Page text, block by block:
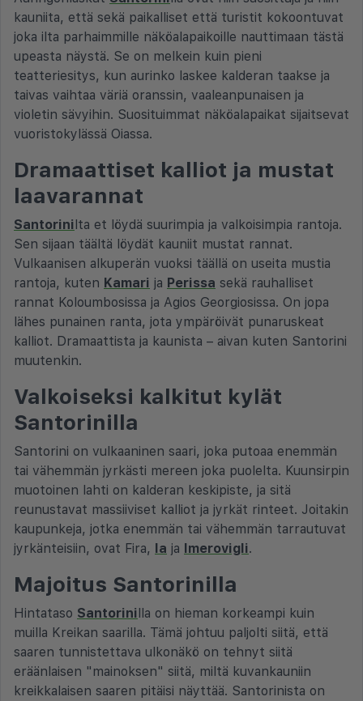
kauniita, että sekä paikalliset että turistit kokoontuvat
joka ilta parhaimmille näköalapaikoille nauttimaan tästä
upeasta näystä. Se on melkein kuin pieni
teatteriesitys, kun aurinko laskee kalderan taakse ja
taivas vaihtaa väriä oranssin, vaaleanpunaisen ja
violetin sävyihin. Suosituimmat näköalapaikat sijaitsevat
vuoristokylässä Oiassa.
Dramaattiset kalliot ja mustat
laavarannat
Santorinilta et löydä suurimpia ja valkoisimpia rantoja.
Sen sijaan täältä löydät kauniit mustat rannat.
Vulkaanisen alkuperän vuoksi täällä on useita mustia
rantoja, kuten Kamari ja Perissa sekä rauhalliset
rannat Koloumbosissa ja Agios Georgiosissa. On jopa
lähes punainen ranta, jota ympäröivät punaruskeat
kalliot. Dramaattista ja kaunista – aivan kuten Santorini
muutenkin.
Valkoiseksi kalkitut kylät
Santorinilla
Santorini on vulkaaninen saari, joka putoaa enemmän
tai vähemmän jyrkästi mereen joka puolelta. Kuunsirpin
muotoinen lahti on kalderan keskipiste, ja sitä
reunustavat massiiviset kalliot ja jyrkät rinteet. Joitakin
kaupunkeja, jotka enemmän tai vähemmän tarrautuvat
jyrkänteisiin, ovat Fira, Ia ja Imerovigli.
Majoitus Santorinilla
Hintataso Santorinilla on hieman korkeampi kuin
muilla Kreikan saarilla. Tämä johtuu paljolti siitä, että
saaren tunnistettava ulkonäkö on tehnyt siitä
eräänlaisen "mainoksen" siitä, miltä kuvankauniin
kreikkalaisen saaren pitäisi näyttää. Santorinista on